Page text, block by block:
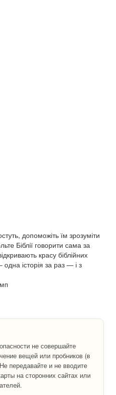
допоможіть їм зрозуміти
Біблії говорити сама за
красу біблійних
історія за раз — і з
не совершайте
вещей или пробников (в
передавайте и не вводите
на сторонних сайтах или